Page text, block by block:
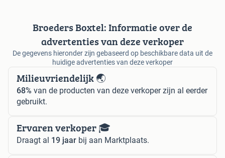
Broeders Boxtel: Informatie over de
advertenties van deze verkoper
De gegevens hieronder zijn gebaseerd op beschikbare data uit de
huidige advertenties van deze verkoper
Milieuvriendelijk 🌏
68% van de producten van deze verkoper zijn al eerder
gebruikt.
Ervaren verkoper 🎓
Draagt al 19 jaar bij aan Marktplaats.